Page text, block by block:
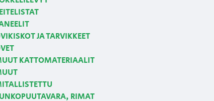
JA TARVIKKEET
KATTOMATERIAALIT
RIMAT